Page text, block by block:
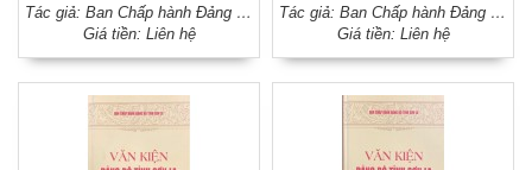
Tác giả: Ban Chấp hành Đảng bộ tỉnh Sơn La
Giá tiền: Liên hệ
Tác giả: Ban Chấp hành Đảng bộ tỉnh Sơn La
Giá tiền: Liên hệ